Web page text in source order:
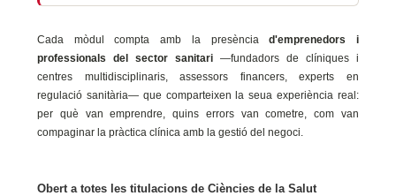
Cada mòdul compta amb la presènciad'emprenedors i
professionals del sector sanitari —fundadors de clíniques i
centres multidisciplinaris, assessors financers, experts en
regulació sanitària— que comparteixen la seua experiència real:
per què van emprendre, quins errors van cometre, com van
compaginar la pràctica clínica amb la gestió del negoci.
Obert a totes les titulacions de Ciències de la Salut